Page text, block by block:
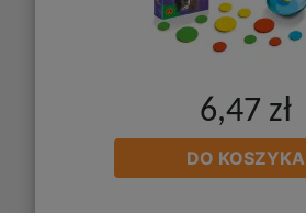
6,47 zł
DO KOSZYKA